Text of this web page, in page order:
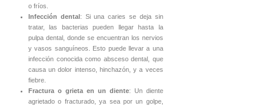
o fríos.
Infección dental : Si una caries se deja sin
tratar, las bacterias pueden llegar hasta la
pulpa dental, donde se encuentran los nervios
y vasos sanguíneos. Esto puede llevar a una
infección conocida como absceso dental, que
causa un dolor intenso, hinchazón, y a veces
fiebre.
Fractura o grieta en un diente: Un diente
agrietado o fracturado, ya sea por un golpe,